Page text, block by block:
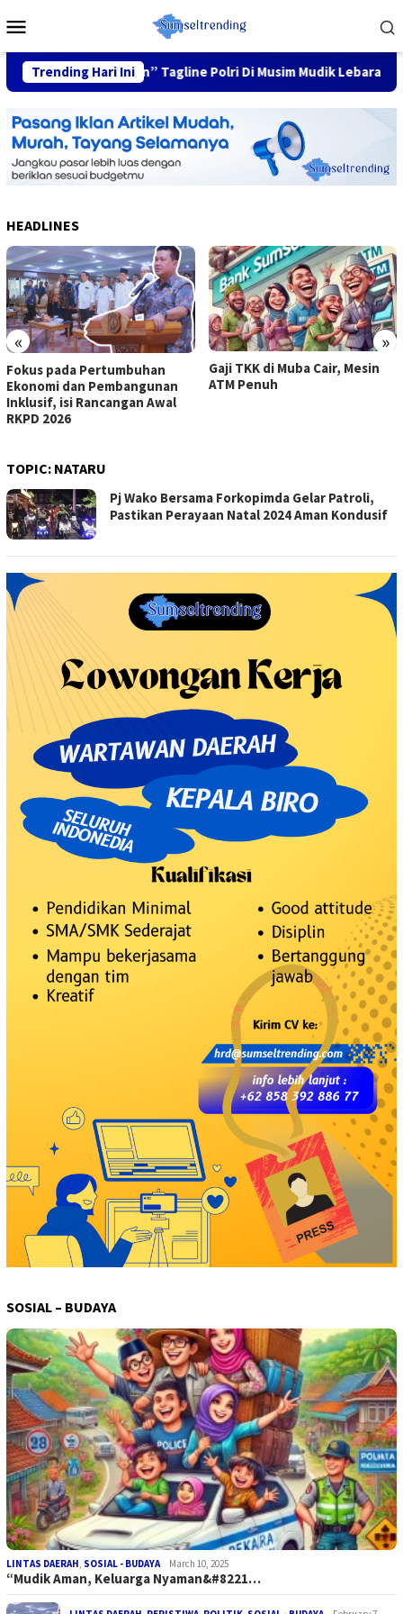
to
Menu
Trending Hari Ini
Nyaman” Tagline Polri Di Musim Mudik Lebaran
HEADLINES
« »
Fokus pada Pertumbuhan
Ekonomi dan Pembangunan
Inklusif, isi Rancangan Awal
RKPD 2026
Gaji TKK di Muba Cair, Mesin
ATM Penuh
TOPIC: NATARU
Pj Wako Bersama Forkopimda Gelar Patroli,
Pastikan Perayaan Natal 2024 Aman Kondusif
SOSIAL – BUDAYA
LINTAS DAERAH, SOSIAL - BUDAYA March 10, 2025
“Mudik Aman, Keluarga Nyaman&#8221…